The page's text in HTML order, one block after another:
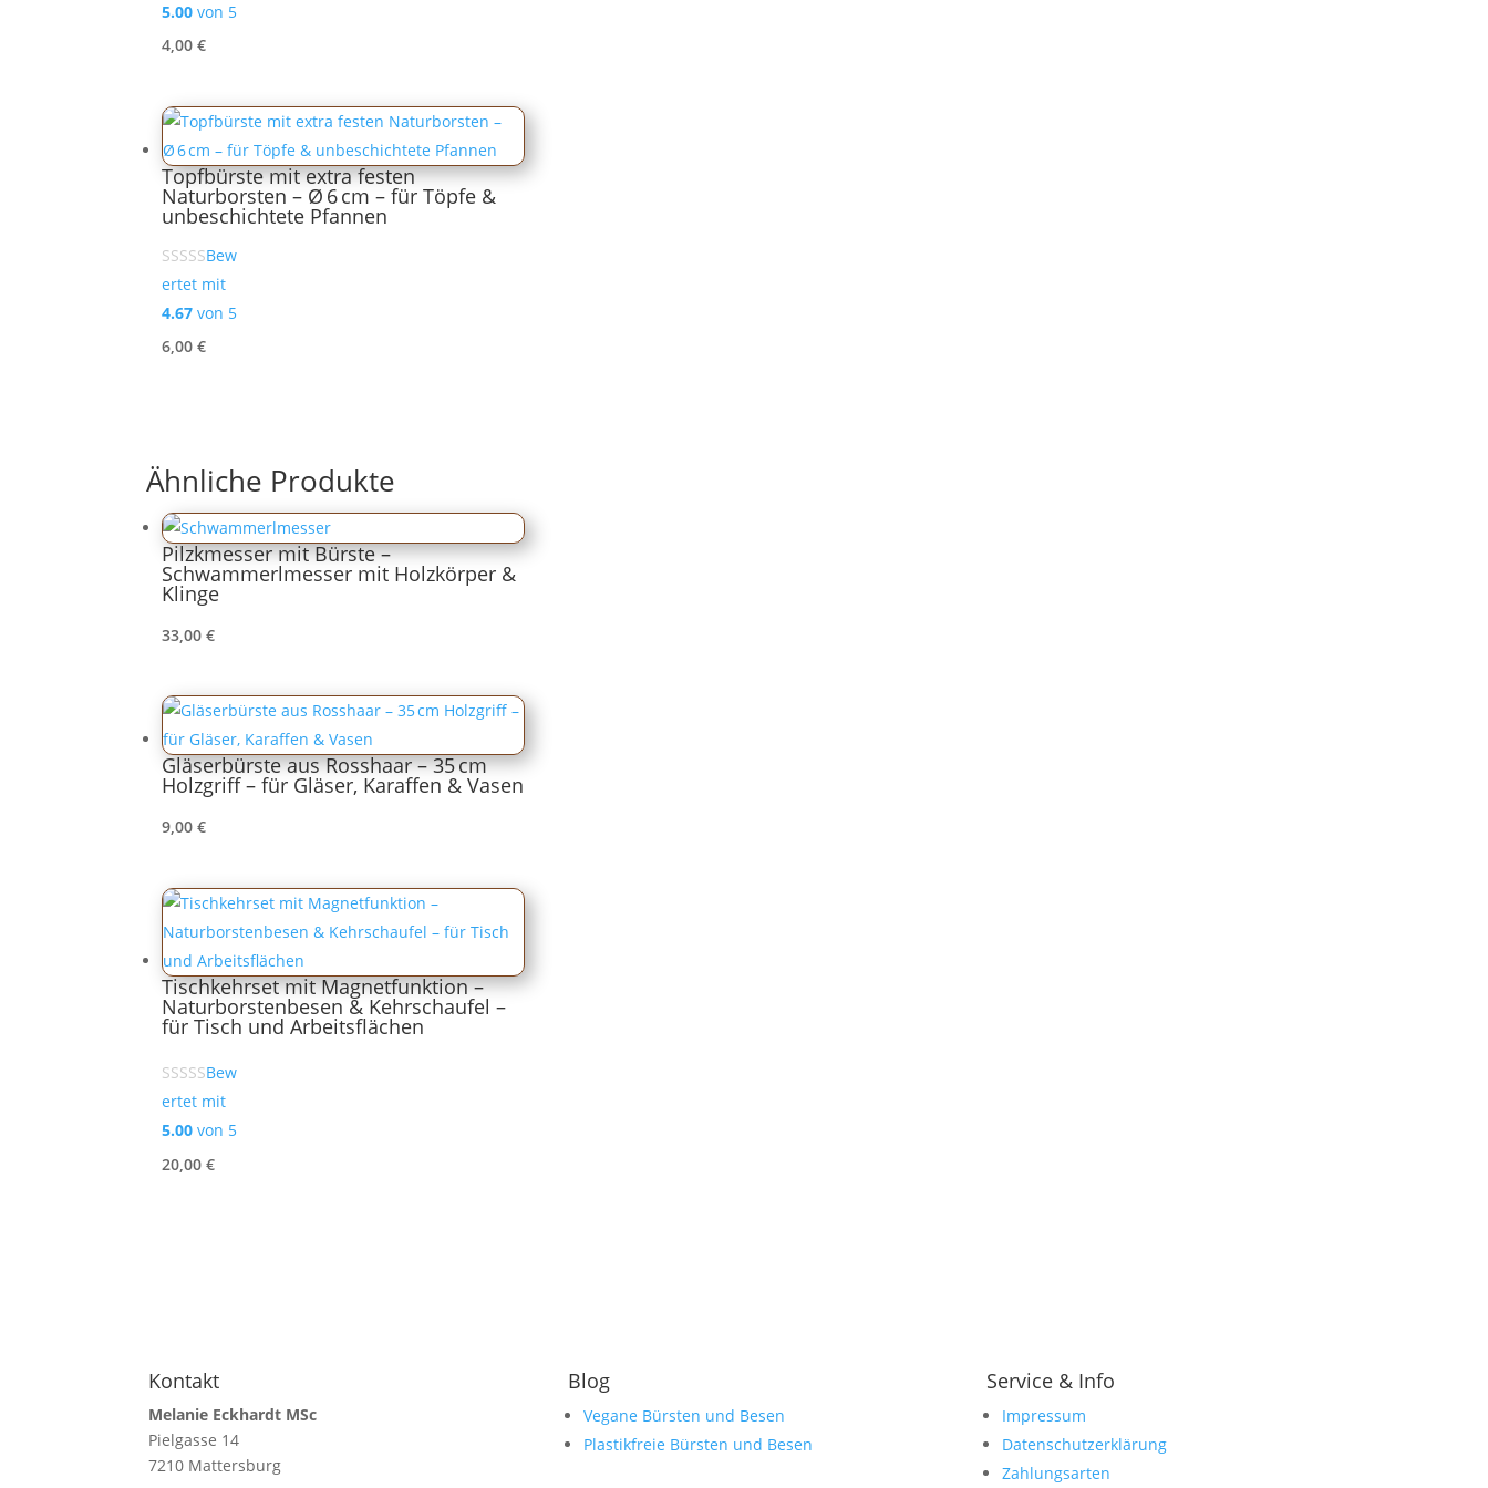
5.00 von 5
4,00 €
Topfbürste mit extra festen
Naturborsten – Ø 6 cm – für Töpfe &
unbeschichtete Pfannen
Bew
ertet mit
4.67 von 5
6,00 €
Ähnliche Produkte
Pilzkmesser mit Bürste –
Schwammerlmesser mit Holzkörper &
Klinge
33,00 €
Gläserbürste aus Rosshaar – 35 cm
Holzgriff – für Gläser, Karaffen & Vasen
9,00 €
Tischkehrset mit Magnetfunktion –
Naturborstenbesen & Kehrschaufel –
für Tisch und Arbeitsflächen
Bew
ertet mit
5.00 von 5
20,00 €
Kontakt
Melanie Eckhardt MSc
Pielgasse 14
7210 Mattersburg
Blog
Vegane Bürsten und Besen
Plastikfreie Bürsten und Besen
Service & Info
Impressum
Datenschutzerklärung
Zahlungsarten